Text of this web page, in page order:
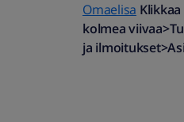
Omaelisa
kolmea
ja